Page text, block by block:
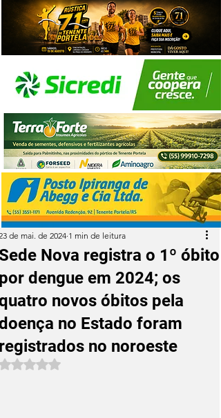
Nova registra o 1º óbito
dengue em 2024; os
novos óbitos pela
no Estado foram
no noroeste
de mai. de 2024 1 min de leitura
Avaliado com NaN de 5 estrelas.